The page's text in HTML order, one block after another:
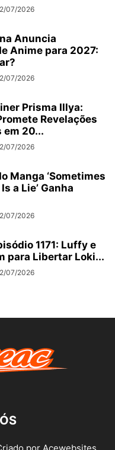
07/2026
Anuncia
Anime para 2027:
07/2026
Prisma Illya:
Revelações
em 20...
07/2026
Manga ‘Sometimes
a Lie’ Ganha
07/2026
1171: Luffy e
para Libertar Loki...
07/2026